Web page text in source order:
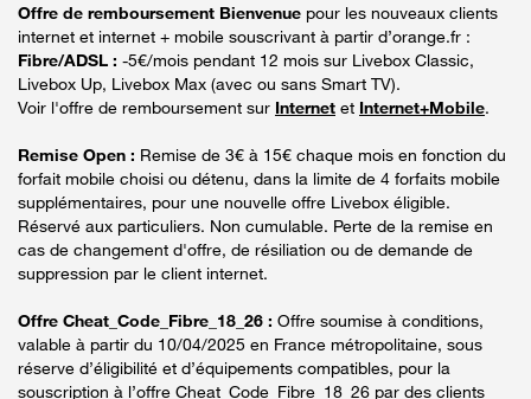
Offre de remboursement Bienvenue pour les nouveaux clients
internet et internet + mobile souscrivant à partir d’orange.fr :
Fibre/ADSL : -5€/mois pendant 12 mois sur Livebox Classic,
Livebox Up, Livebox Max (avec ou sans Smart TV).
Voir l'offre de remboursement sur Internet et Internet+Mobile.
Remise Open : Remise de 3€ à 15€ chaque mois en fonction du
forfait mobile choisi ou détenu, dans la limite de 4 forfaits mobile
supplémentaires, pour une nouvelle offre Livebox éligible.
Réservé aux particuliers. Non cumulable. Perte de la remise en
cas de changement d'offre, de résiliation ou de demande de
suppression par le client internet.
Offre Cheat_Code_Fibre_18_26 : Offre soumise à conditions,
valable à partir du 10/04/2025 en France métropolitaine, sous
réserve d’éligibilité et d’équipements compatibles, pour la
souscription à l’offre Cheat_Code_Fibre_18_26 par des clients